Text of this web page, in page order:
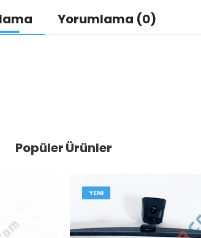
Yorumlama (0)
Popüler Ürünler
YENI